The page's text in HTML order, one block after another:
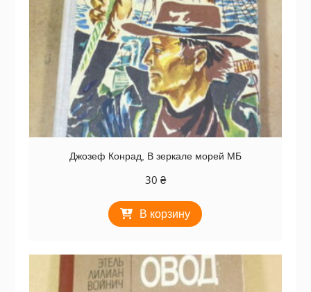
Джозеф Конрад, В зеркале морей МБ
30 ₴
В корзину